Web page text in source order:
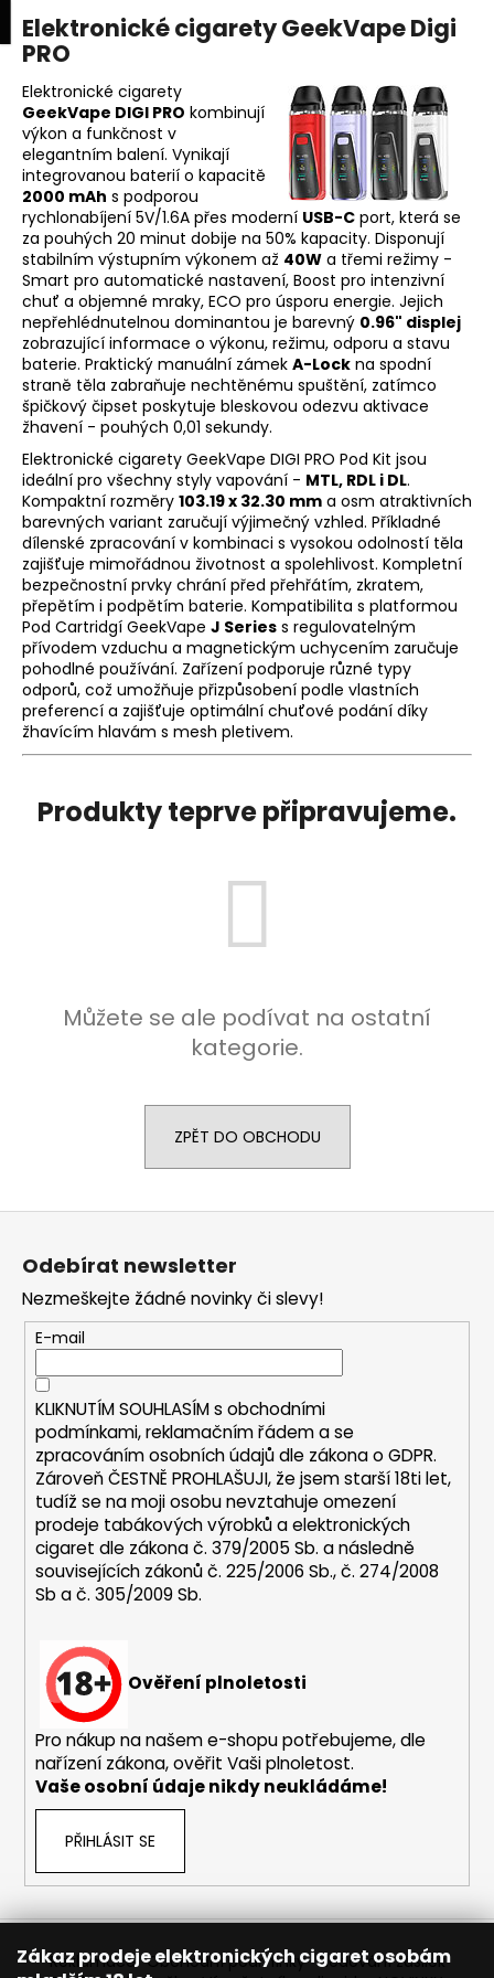
Zákaz prodeje elektronických cigaret osobám
Přejít
na
obsah
Elektronické cigarety GeekVape Digi
PRO
Elektronické cigarety
GeekVape DIGI PRO kombinují
výkon a funkčnost v
elegantním balení. Vynikají
integrovanou baterií o kapacitě
2000 mAh s podporou
rychlonabíjení 5V/1.6A přes moderní USB-C port, která se
za pouhých 20 minut dobije na 50% kapacity. Disponují
stabilním výstupním výkonem až 40W a třemi režimy -
Smart pro automatické nastavení, Boost pro intenzivní
chuť a objemné mraky, ECO pro úsporu energie. Jejich
nepřehlédnutelnou dominantou je barevný 0.96" displej
zobrazující informace o výkonu, režimu, odporu a stavu
baterie. Praktický manuální zámek A-Lock na spodní
straně těla zabraňuje nechtěnému spuštění, zatímco
špičkový čipset poskytuje bleskovou odezvu aktivace
žhavení - pouhých 0,01 sekundy.
Elektronické cigarety GeekVape DIGI PRO Pod Kit jsou
ideální pro všechny styly vapování - MTL, RDL i DL.
Kompaktní rozměry 103.19 x 32.30 mm a osm atraktivních
barevných variant zaručují výjimečný vzhled. Příkladné
dílenské zpracování v kombinaci s vysokou odolností těla
zajišťuje mimořádnou životnost a spolehlivost. Kompletní
bezpečnostní prvky chrání před přehřátím, zkratem,
přepětím i podpětím baterie. Kompatibilita s platformou
Pod Cartridgí GeekVape J Series s regulovatelným
přívodem vzduchu a magnetickým uchycením zaručuje
pohodlné používání. Zařízení podporuje různé typy
odporů, což umožňuje přizpůsobení podle vlastních
preferencí a zajišťuje optimální chuťové podání díky
žhavícím hlavám s mesh pletivem.
Produkty teprve připravujeme.
Můžete se ale podívat na ostatní
kategorie.
ZPĚT DO OBCHODU
o Zpět
Zpět
C
o
p
o
t
ř
e
b
u
j
e
t
e
n
a
j
í
t
?
HLEDAT
V3
POD
CARTRIDGE
-
TOP
FILL
OHM
98
Kč
Odebírat newsletter
Nezmeškejte žádné novinky či slevy!
E-mail
KLIKNUTÍM SOUHLASÍM s obchodními
podmínkami,reklamačním řádem a se
zpracováním osobních údajů dle zákona oGDPR.
Zároveň ČESTNĚ PROHLAŠUJI, že jsem starší 18ti let,
tudíž se na moji osobu nevztahuje omezení
prodeje tabákových výrobků a elektronických
cigaret dle zákona č. 379/2005 Sb. a následně
souvisejících zákonů č. 225/2006 Sb., č. 274/2008
Sb a č. 305/2009 Sb.
Ověření plnoletosti
Pro nákup na našem e-shopu potřebujeme, dle
nařízení zákona, ověřit Vaši plnoletost.
Vaše osobní údaje nikdy neukládáme!
PŘIHLÁSIT SE
Reklamace Obchodní podmínky Sledování zásilek